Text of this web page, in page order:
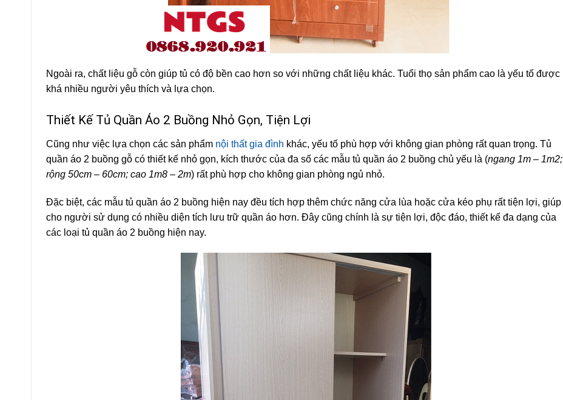
Ngoài ra, chất liệu gỗ còn giúp tủ có độ bền cao hơn so với những chất liệu khác. Tuổi thọ sản phẩm cao là yếu tố được
khá nhiều người yêu thích và lựa chọn.
Thiết Kế Tủ Quần Áo 2 Buồng Nhỏ Gọn, Tiện Lợi
Cũng như việc lựa chọn các sản phẩm nội thất gia đình khác, yếu tố phù hợp với không gian phòng rất quan trọng. Tủ
quần áo 2 buồng gỗ có thiết kế nhỏ gọn, kích thước của đa số các mẫu tủ quần áo 2 buồng chủ yếu là (ngang 1m – 1m2;
rộng 50cm – 60cm; cao 1m8 – 2m) rất phù hợp cho không gian phòng ngủ nhỏ.
Đặc biệt, các mẫu tủ quần áo 2 buồng hiện nay đều tích hợp thêm chức năng cửa lùa hoặc cửa kéo phụ rất tiện lợi, giúp
cho người sử dụng có nhiều diện tích lưu trữ quần áo hơn. Đây cũng chính là sự tiện lợi, độc đáo, thiết kế đa dạng của
các loại tủ quần áo 2 buồng hiện nay.